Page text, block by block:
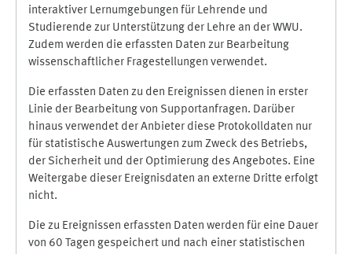
interaktiver Lernumgebungen für Lehrende und
Studierende zur Unterstützung der Lehre an der WWU.
Zudem werden die erfassten Daten zur Bearbeitung
wissenschaftlicher Fragestellungen verwendet.
Die erfassten Daten zu den Ereignissen dienen in erster
Linie der Bearbeitung von Supportanfragen. Darüber
hinaus verwendet der Anbieter diese Protokolldaten nur
für statistische Auswertungen zum Zweck des Betriebs,
der Sicherheit und der Optimierung des Angebotes. Eine
Weitergabe dieser Ereignisdaten an externe Dritte erfolgt
nicht.
Die zu Ereignissen erfassten Daten werden für eine Dauer
von 60 Tagen gespeichert und nach einer statistischen